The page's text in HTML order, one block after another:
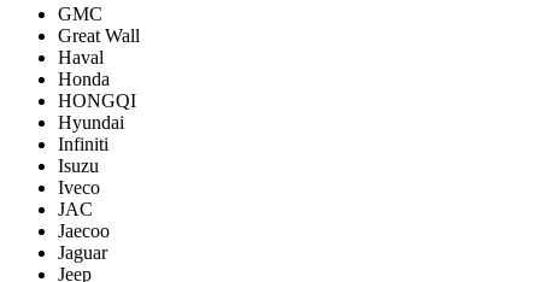
GMC
Great Wall
Haval
Honda
HONGQI
Hyundai
Infiniti
Isuzu
Iveco
JAC
Jaecoo
Jaguar
Jeep